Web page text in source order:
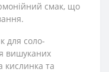
смак, що
для соло-
вишуканих
кислинка та